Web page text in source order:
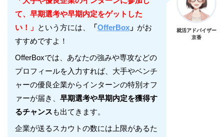
て、早期選考や早期内定をゲットした
い！」 という方には、 「OfferBox 」 がお
すすめですよ！
OfferBoxでは、あなたの強みや専攻などの
プロフィールを入力すれば、大手やベンチ
ャーの優良企業からインターンの特別オフ
ァーが届き、 早期選考や早期内定を獲得す
るチャンスも出てきます。
企業が送るスカウトの数には上限があるた
就活アドバイザー
京香